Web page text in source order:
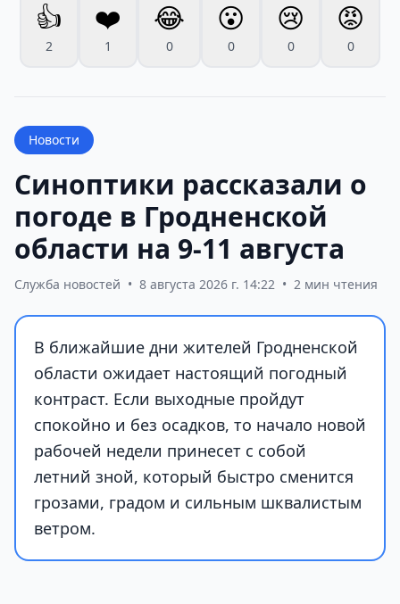
👍
2
❤️
1
😂
0
😮
0
😢
0
😡
0
Новости
Синоптики рассказали о
погоде в Гродненской
области на 9-11 августа
Служба новостей • 8 августа 2026 г. 14:22 • 2 мин чтения
В ближайшие дни жителей Гродненской
области ожидает настоящий погодный
контраст. Если выходные пройдут
спокойно и без осадков, то начало новой
рабочей недели принесет с собой
летний зной, который быстро сменится
грозами, градом и сильным шквалистым
ветром.